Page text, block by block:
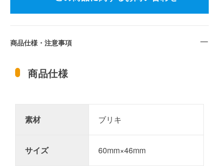
商品仕様・注意事項
商品仕様
素材 ブリキ
サイズ 60mm×46mm